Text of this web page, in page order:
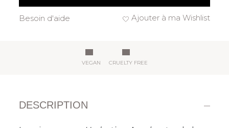
Ajouter à ma Wishlist
Besoin d'aide
VEGAN CRUELTY FREE
DESCRIPTION